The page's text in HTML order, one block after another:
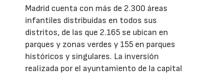
Madrid cuenta con más de 2.300 áreas
infantiles distribuidas en todos sus
distritos, de las que 2.165 se ubican en
parques y zonas verdes y 155 en parques
históricos y singulares. La inversión
realizada por el ayuntamiento de la capital